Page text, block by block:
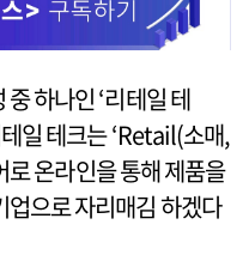
하나인 ‘리테일 테
일 테크는 ‘Retail(소매,
로 온라인을 통해 제품을
업으로 자리매김 하겠다